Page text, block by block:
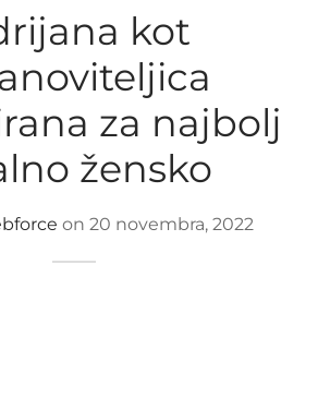
kot
za najbolj
žensko
on 20 novembra, 2022